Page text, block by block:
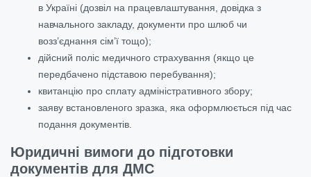
в Україні (дозвіл на працевлаштування, довідка з
навчального закладу, документи про шлюб чи
возз’єднання сім’ї тощо);
дійсний поліс медичного страхування (якщо це
передбачено підставою перебування);
квитанцію про сплату адміністративного збору;
заяву встановленого зразка, яка оформлюється під час
подання документів.
Юридичні вимоги до підготовки
документів для ДМС